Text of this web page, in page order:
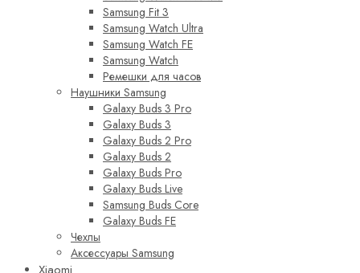
Samsung Fit 3
Samsung Watch Ultra
Samsung Watch FE
Samsung Watch
Ремешки для часов
Наушники Samsung
Galaxy Buds 3 Pro
Galaxy Buds 3
Galaxy Buds 2 Pro
Galaxy Buds 2
Galaxy Buds Pro
Galaxy Buds Live
Samsung Buds Core
Galaxy Buds FE
Чехлы
Аксессуары Samsung